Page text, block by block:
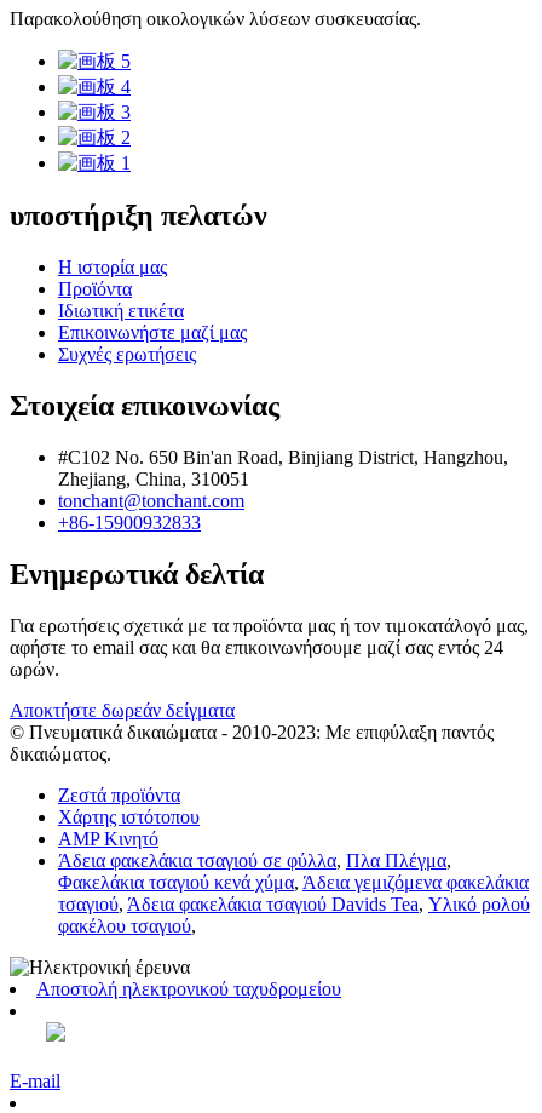
Παρακολούθηση οικολογικών λύσεων συσκευασίας.
υποστήριξη πελατών
Η ιστορία μας
Προϊόντα
Ιδιωτική ετικέτα
Επικοινωνήστε μαζί μας
Συχνές ερωτήσεις
Στοιχεία επικοινωνίας
#C102 No. 650 Bin'an Road, Binjiang District, Hangzhou,
Zhejiang, China, 310051
tonchant@tonchant.com
+86-15900932833
Ενημερωτικά δελτία
Για ερωτήσεις σχετικά με τα προϊόντα μας ή τον τιμοκατάλογό μας,
αφήστε το email σας και θα επικοινωνήσουμε μαζί σας εντός 24
ωρών.
Αποκτήστε δωρεάν δείγματα
© Πνευματικά δικαιώματα - 2010-2023: Με επιφύλαξη παντός
δικαιώματος.
Ζεστά προϊόντα
Χάρτης ιστότοπου
AMP Κινητό
Άδεια φακελάκια τσαγιού σε φύλλα, Πλα Πλέγμα,
Φακελάκια τσαγιού κενά χύμα, Άδεια γεμιζόμενα φακελάκια
τσαγιού, Άδεια φακελάκια τσαγιού Davids Tea, Υλικό ρολού
φακέλου τσαγιού,
Αποστολή ηλεκτρονικού ταχυδρομείου
E-mail